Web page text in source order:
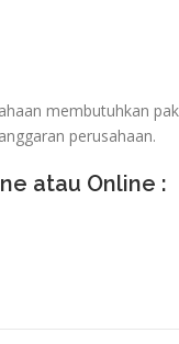
membutuhkan
perusahaan.
atau Online :